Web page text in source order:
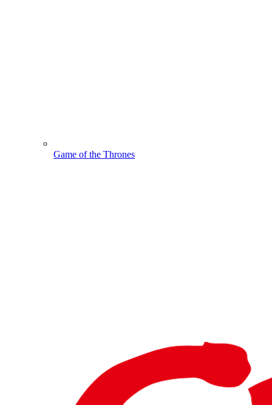
Game of the Thrones